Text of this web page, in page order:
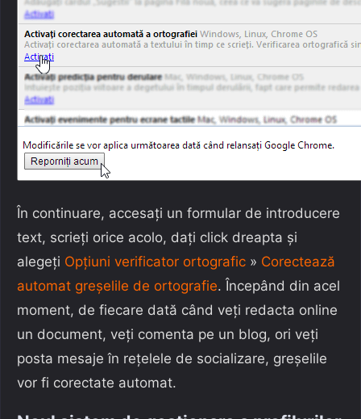
În continuare, accesați un formular de introducere
text, scrieți orice acolo, dați click dreapta și
alegeți Opțiuni verificator ortografic » Corectează
automat greșelile de ortografie. Începând din acel
moment, de fiecare dată când veți redacta online
un document, veți comenta pe un blog, ori veți
posta mesaje în rețelele de socializare, greșelile
vor fi corectate automat.